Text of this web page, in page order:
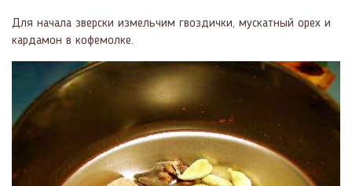
Для начала зверски измельчим гвоздички, мускатный орех и
кардамон в кофемолке.